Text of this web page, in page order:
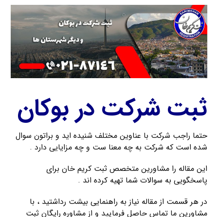
ثبت شرکت در بوكان
حتما راجب شرکت با عناوین مختلف شنیده اید و براتون سوال
شده است که شرکت به چه معنا ست و چه مزایایی دارد .
این مقاله را مشاورین متخصص ثبت کریم خان برای
پاسخگویی به سوالات شما تهیه کرده اند .
در هر قسمت از مقاله نیاز به راهنمایی بیشت رداشتید ، با
مشاورین ما تماس حاصل فرمایید و از مشاوره رایگان ثبت